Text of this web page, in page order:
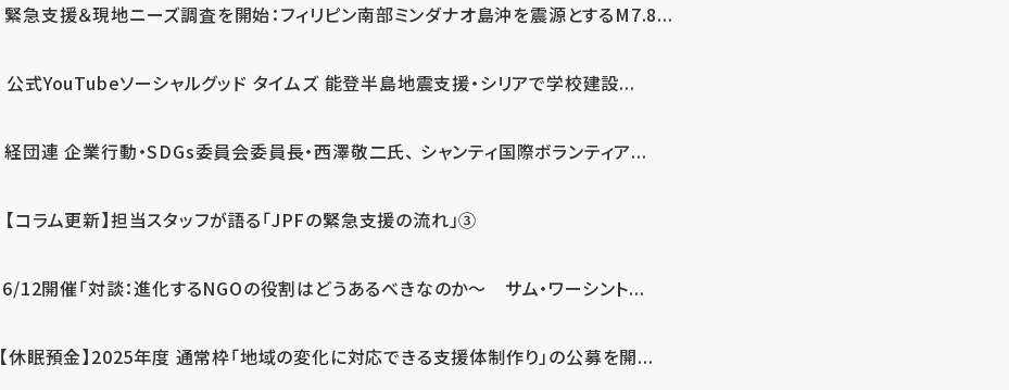
緊急支援＆現地ニーズ調査を開始：フィリピン南部ミンダナオ島沖を震源とするM7.8...
公式YouTubeソーシャルグッド タイムズ 能登半島地震支援・シリアで学校建設...
経団連 企業行動・SDGs委員会委員長・西澤敬二氏、 シャンティ国際ボランティア...
【コラム更新】担当スタッフが語る「JPFの緊急支援の流れ」③
6/12開催「対談：進化するNGOの役割はどうあるべきなのか～ サム・ワーシント...
【休眠預金】2025年度 通常枠「地域の変化に対応できる支援体制作り」の公募を開...